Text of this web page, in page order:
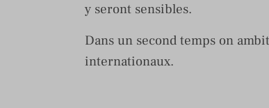
y seront sensibles.
Dans un second temps on
internationaux.